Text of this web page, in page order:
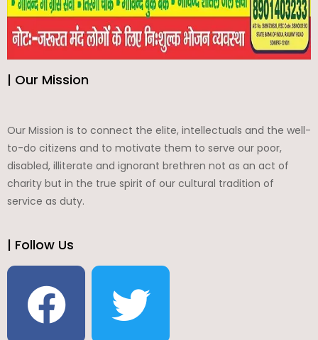
| Our Mission
Our Mission is to connect the elite, intellectuals and the well-
to-do citizens and to motivate them to serve our poor,
disabled, illiterate and ignorant brethren not as an act of
charity but in the true spirit of our cultural tradition of
service as duty.
| Follow Us